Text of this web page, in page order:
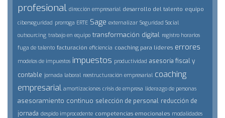
profesional dirección empresarial desarrollo del talento equipo
ciberseguridad prorroga ERTE Sage externalizar Seguridad Social
outsourcing trabajo en equipo transformación digital registro horarios
fuga de talento facturación eficiencia coaching para líderes errores
modelos de impuestos impuestos productividad asesoría fiscal y
contable jornada laboral reestructuración empresarial coaching
empresarial amortizaciones crisis de empresa liderazgo de personas
asesoramiento continuo selección de personal reducción de
jornada despido improcedente competencias emocionales modalidades